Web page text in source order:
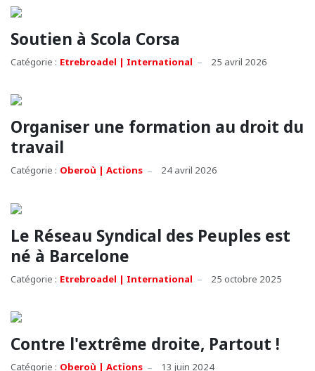
Soutien à Scola Corsa
Catégorie : Etrebroadel | International 25 avril 2026
Organiser une formation au droit du
travail
Catégorie : Oberoù | Actions 24 avril 2026
Le Réseau Syndical des Peuples est
né à Barcelone
Catégorie : Etrebroadel | International 25 octobre 2025
Contre l'extrême droite, Partout !
Catégorie : Oberoù | Actions 13 juin 2024